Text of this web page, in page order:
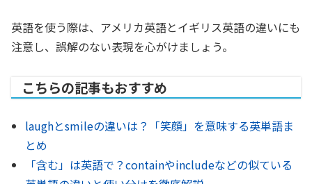
英語を使う際は、アメリカ英語とイギリス英語の違いにも
注意し、誤解のない表現を心がけましょう。
こちらの記事もおすすめ
laughとsmileの違いは？「笑顔」を意味する英単語ま
とめ
「含む」は英語で？containやincludeなどの似ている